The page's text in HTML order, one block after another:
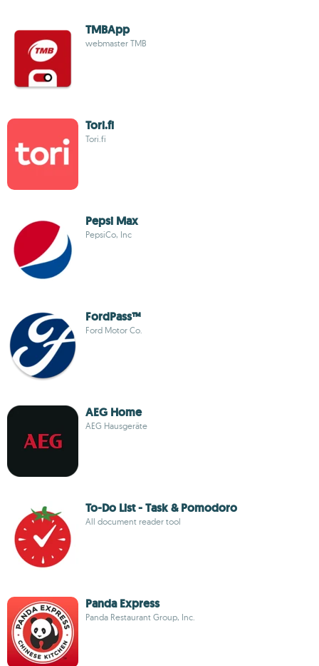
TMBApp
webmaster TMB
Tori.fi
Tori.fi
Pepsi Max
PepsiCo, Inc
FordPass™
Ford Motor Co.
AEG Home
AEG Hausgeräte
To-Do List - Task & Pomodoro
All document reader tool
Panda Express
Panda Restaurant Group, Inc.